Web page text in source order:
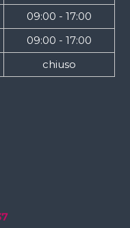
09:00 - 17:00
09:00 - 17:00
chiuso